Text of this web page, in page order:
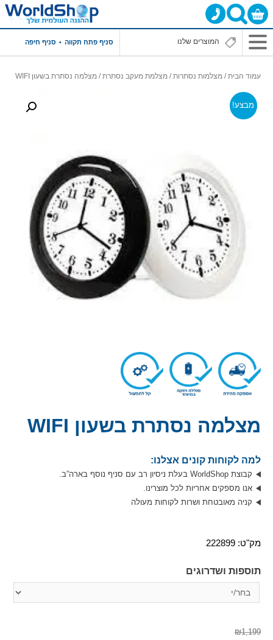
סניף פתח תקווה סניף חיפה
עמוד הבית/ מצלמות נסתרות/ מצלמת מעקב נסתרת/ מצלמה נסתרת בשעון WIFI
מבצע!
מצלמה נסתרת בשעון WIFI
למה לקוחות קונים אצלנו:
קבוצת WorldShop בעלת ניסיון רב עם סניף נוסף בארה”ב.
אנו מספקים אחריות לכל מוצרינו.
קניה מאובטחת ושרות לקוחות מעולה
מק"ט: 222899
תוספות ושדרוגים
₪1,199